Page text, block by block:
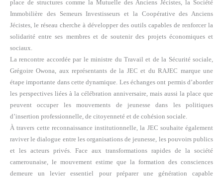
place de structures comme la Mutuelle des Anciens Jécistes, la Société
Immobilière des Semeurs Investisseurs et la Coopérative des Anciens
Jécistes, le réseau cherche à développer des outils capables de renforcer la
solidarité entre ses membres et de soutenir des projets économiques et
sociaux.
La rencontre accordée par le ministre du Travail et de la Sécurité sociale,
Grégoire Owona, aux représentants de la JEC et du RAJEC marque une
étape importante dans cette dynamique. Les échanges ont permis d’aborder
les perspectives liées à la célébration anniversaire, mais aussi la place que
peuvent occuper les mouvements de jeunesse dans les politiques
d’insertion professionnelle, de citoyenneté et de cohésion sociale.
À travers cette reconnaissance institutionnelle, la JEC souhaite également
raviver le dialogue entre les organisations de jeunesse, les pouvoirs publics
et les acteurs privés. Face aux transformations rapides de la société
camerounaise, le mouvement estime que la formation des consciences
demeure un levier essentiel pour préparer une génération capable